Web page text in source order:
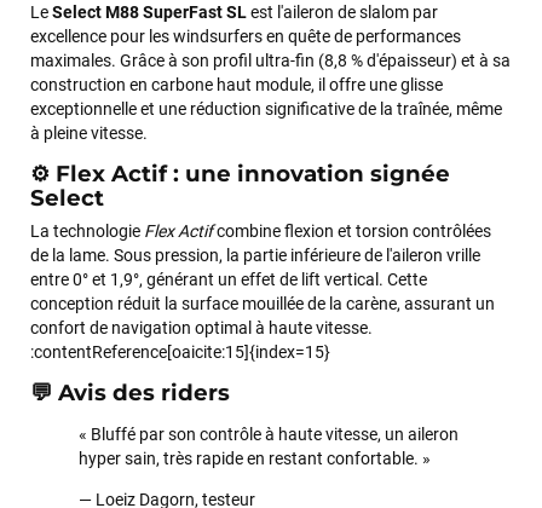
LeSelect M88 SuperFast SLest l'aileron de slalom par
excellence pour les windsurfers en quête de performances
maximales. Grâce à son profil ultra-fin (8,8 % d'épaisseur) et à sa
construction en carbone haut module, il offre une glisse
exceptionnelle et une réduction significative de la traînée, même
à pleine vitesse.
⚙️ Flex Actif : une innovation signée
Select
La technologie Flex Actifcombine flexion et torsion contrôlées
de la lame. Sous pression, la partie inférieure de l'aileron vrille
entre 0° et 1,9°, générant un effet de lift vertical. Cette
conception réduit la surface mouillée de la carène, assurant un
confort de navigation optimal à haute vitesse.
:contentReference[oaicite:15]{index=15}
💬 Avis des riders
« Bluffé par son contrôle à haute vitesse, un aileron
hyper sain, très rapide en restant confortable. »
— Loeiz Dagorn, testeur